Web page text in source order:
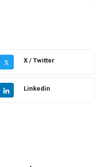
Yaşam
X X / Twitter
Linkedin